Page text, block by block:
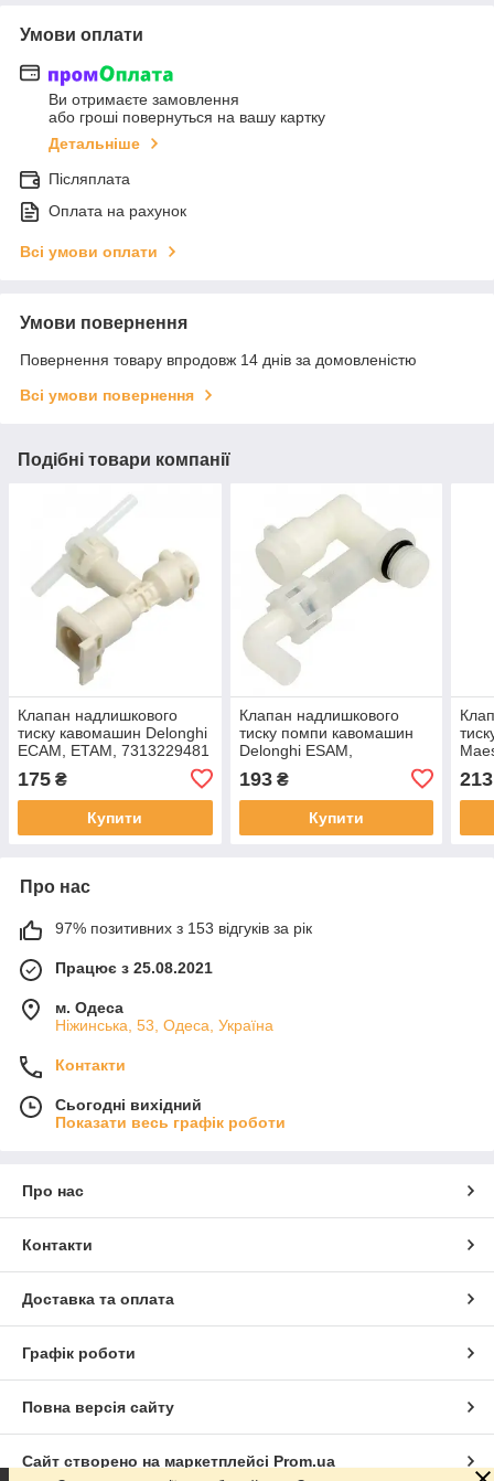
Умови оплати
Ви отримаєте замовлення
або гроші повернуться на вашу картку
Детальніше
Післяплата
Оплата на рахунок
Всі умови оплати
Умови повернення
Повернення товару впродовж 14 днів за домовленістю
Всі умови повернення
Подібні товари компанії
Клапан надлишкового
тиску кавомашин Delonghi
ECAM, ETAM, 7313229481
175 ₴
Купити
Клапан надлишкового
тиску помпи кавомашин
Delonghi ESAM,
193₴
Купити
213
Про нас
97% позитивних з 153 відгуків за рік
Працює з 25.08.2021
м. Одеса
Ніжинська, 53, Одеса, Україна
Контакти
Сьогодні вихідний
Показати весь графік роботи
Про нас
Контакти
Доставка та оплата
Графік роботи
Повна версія сайту
Сайт створено на маркетплейсі Prom.ua